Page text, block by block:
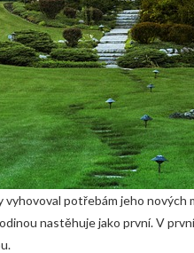
potřebám jeho
nastěhuje jako první. V